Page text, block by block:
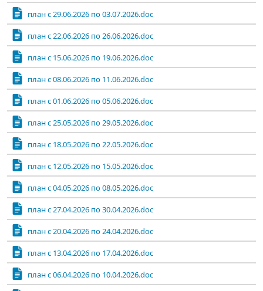
план с 29.06.2026 по 03.07.2026.doc
план с 22.06.2026 по 26.06.2026.doc
план с 15.06.2026 по 19.06.2026.doc
план с 08.06.2026 по 11.06.2026.doc
план с 01.06.2026 по 05.06.2026.doc
план с 25.05.2026 по 29.05.2026.doc
план с 18.05.2026 по 22.05.2026.doc
план с 12.05.2026 по 15.05.2026.doc
план с 04.05.2026 по 08.05.2026.doc
план с 27.04.2026 по 30.04.2026.doc
план с 20.04.2026 по 24.04.2026.doc
план с 13.04.2026 по 17.04.2026.doc
план с 06.04.2026 по 10.04.2026.doc